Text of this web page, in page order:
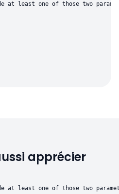
at least one of those two
apprécier
at least one of those two